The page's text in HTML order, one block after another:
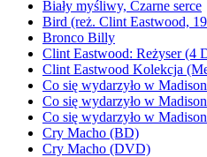
Biały myśliwy, Czarne serce
Bird (reż. Clint Eastwood,
Bronco Billy
Clint Eastwood: Reżyser (4
Clint Eastwood Kolekcja
Co się wydarzyło w
Co się wydarzyło w
Co się wydarzyło w
Cry Macho (BD)
Cry Macho (DVD)